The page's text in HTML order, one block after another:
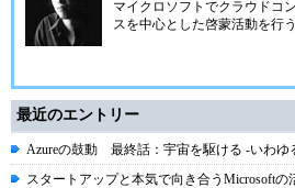
マイクロソフトでクラウドコ
スを中心とした啓蒙活動を行
最近のエントリー
Azureの鼓動 最終話：宇宙を駆ける -いわゆ
スタートアップと本気で向き合うMicrosoftの